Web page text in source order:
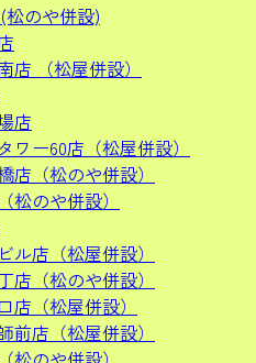
松のや併設)
店 （松屋併設）
店
ー60店（松屋併設）
店（松のや併設）
松のや併設）
ル店（松屋併設）
店（松のや併設）
店（松屋併設）
前店（松屋併設）